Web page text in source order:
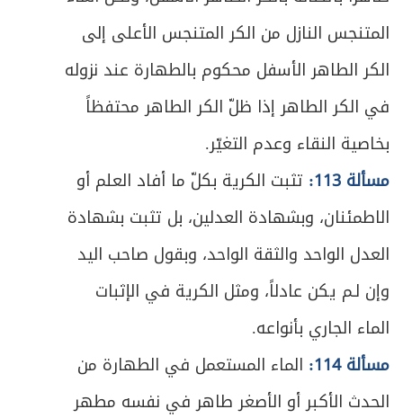
المتنجس النازل من الكر المتنجس الأعلى إلى
الكر الطاهر الأسفل محكوم بالطهارة عند نزوله
في الكر الطاهر إذا ظلّ الكر الطاهر محتفظاً
بخاصية النقاء وعدم التغيّر.
مسألة 113:
تثبت الكرية بكلّ ما أفاد العلم أو
الاطمئنان، وبشهادة العدلين، بل تثبت بشهادة
العدل الواحد والثقة الواحد، وبقول صاحب اليد
وإن لـم يكن عادلاً، ومثل الكرية في الإثبات
الماء الجاري بأنواعه.
مسألة 114:
الماء المستعمل في الطهارة من
الحدث الأكبر أو الأصغر طاهر في نفسه مطهر